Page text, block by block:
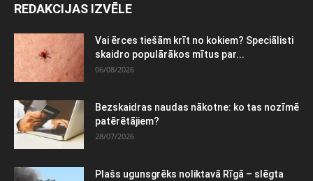
REDAKCIJAS IZVĒLE
Vai ērces tiešām krīt no kokiem? Speciālisti
skaidro populārākos mītus par...
06/08/2026
Bezskaidras naudas nākotne: ko tas nozīmē
patērētājiem?
28/07/2026
Plašs ugunsgrēks noliktavā Rīgā – slēgta